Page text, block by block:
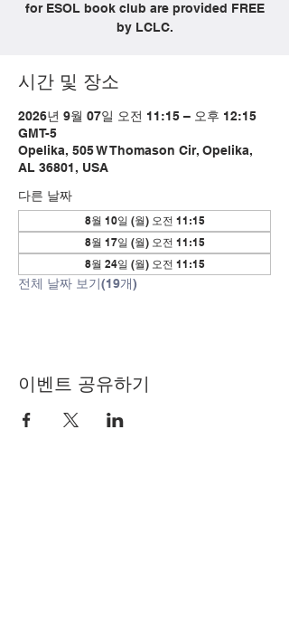
for ESOL book club are provided FREE
by LCLC.
시간 및 장소
2026년 9월 07일 오전 11:15 – 오후 12:15
GMT-5
Opelika, 505 W Thomason Cir, Opelika,
AL 36801, USA
다른 날짜
8월 10일 (월) 오전 11:15
8월 17일 (월) 오전 11:15
8월 24일 (월) 오전 11:15
전체 날짜 보기(19개)
이벤트 공유하기